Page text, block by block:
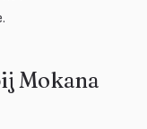
Mokana